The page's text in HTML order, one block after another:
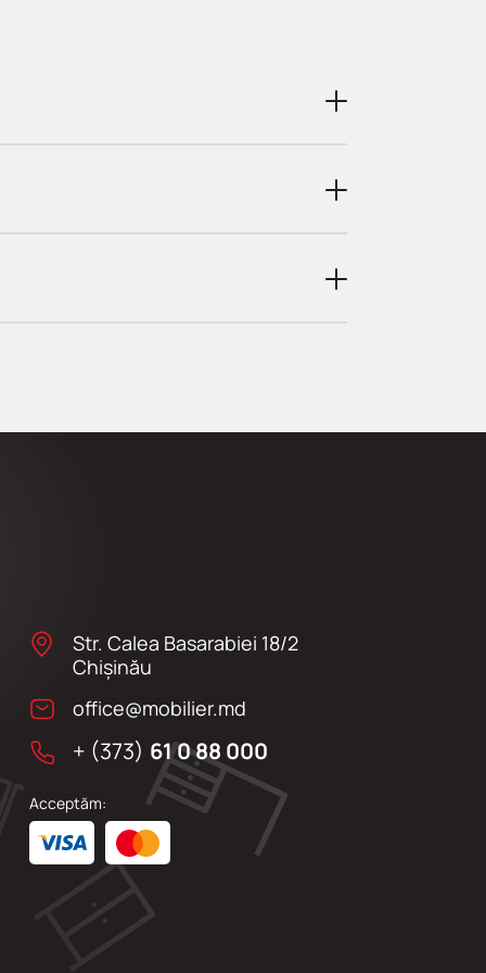
Str. Calea Basarabiei 18/2
Chişinău
office@mobilier.md
+ (373) 61 0 88 000
Acceptăm: